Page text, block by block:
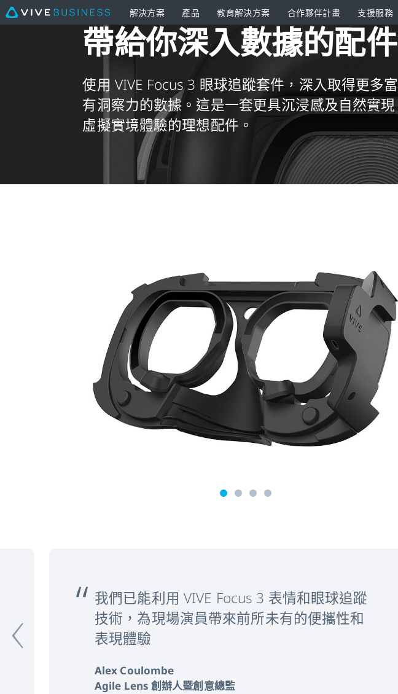
解決方案 產品 教育解決方案 合作夥伴計畫 支援服務
帶給你深入數據的配件
使用 VIVE Focus 3 眼球追蹤套件，深入取得更多富
有洞察力的數據。這是一套更具沉浸感及自然實現
虛擬實境體驗的理想配件。
我們已能利用 VIVE Focus 3 表情和眼球追蹤
技術，為現場演員帶來前所未有的便攜性和
表現體驗
Alex Coulombe
Agile Lens 創辦人暨創意總監
‹